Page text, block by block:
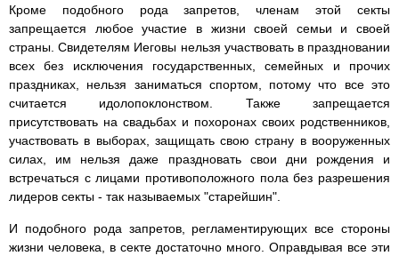
Кроме подобного рода запретов, членам этой секты
запрещается любое участие в жизни своей семьи и своей
страны. Свидетелям Иеговы нельзя участвовать в праздновании
всех без исключения государственных, семейных и прочих
праздниках, нельзя заниматься спортом, потому что все это
считается идолопоклонством. Также запрещается
присутствовать на свадьбах и похоронах своих родственников,
участвовать в выборах, защищать свою страну в вооруженных
силах, им нельзя даже праздновать свои дни рождения и
встречаться с лицами противоположного пола без разрешения
лидеров секты - так называемых "старейшин".
И подобного рода запретов, регламентирующих все стороны
жизни человека, в секте достаточно много. Оправдывая все эти